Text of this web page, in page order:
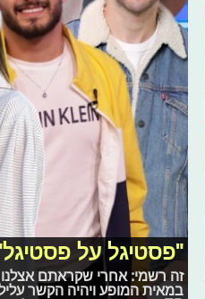
"פסטיגל על
זה רשמי: אחרי שקראתם
במאית המופע ויהיה הקשר
חבל על הזמן: מצעד